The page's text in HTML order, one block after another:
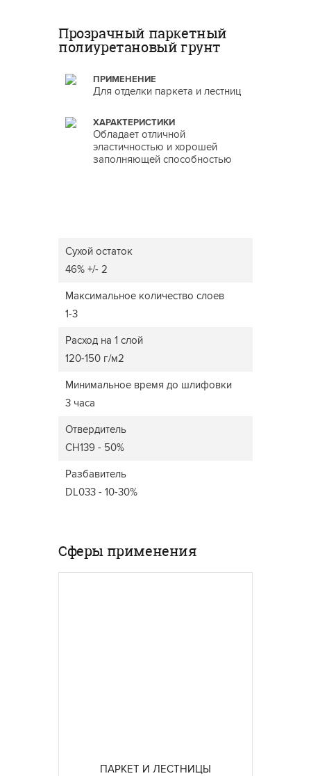
Прозрачный паркетный
полиуретановый грунт
ПРИМЕНЕНИЕ
Для отделки паркета и лестниц
ХАРАКТЕРИСТИКИ
Обладает отличной
эластичностью и хорошей
заполняющей способностью
Сухой остаток
46% +/- 2
Максимальное количество слоев
1-3
Расход на 1 слой
120-150 г/м2
Минимальное время до шлифовки
3 часа
Отвердитель
CH139 - 50%
Разбавитель
DL033 - 10-30%
Сферы применения
ПАРКЕТ И ЛЕСТНИЦЫ